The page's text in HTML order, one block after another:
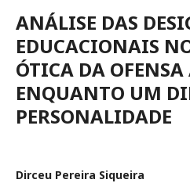
ANÁLISE DAS
EDUCACIONAIS
ÓTICA DA OFENSA
ENQUANTO UM
PERSONALIDADE
Dirceu Pereira Siqueira